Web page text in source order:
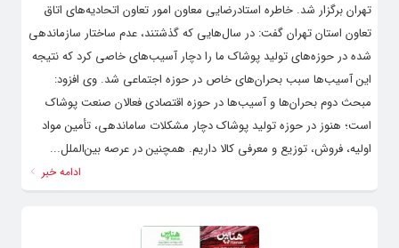
تهران برگزار شد. خاطره استادرضایی معاون امور تعاون اتحادیه‌های اتاق
تعاون استان تهران گفت: در سال‌هایی که گذشتند، عدم ساختار سازماندهی
شده در حوزه‌های تولید پوشاک ما را دچار آسیب‌های خاصی کرد که نتیجه
این آسیب‌ها سبب بحران‌های خاص در حوزه اجتماعی شد. وی افزود:
مبحث دوم بحران‌ها و آسیب‌ها در حوزه اقتصادی فعالان صنعت پوشاک
است؛ هنوز در حوزه تولید پوشاک دچار مشکلات ساماندهی، تأمین مواد
اولیه، فروش، توزیع و معرفی کالا داریم. همچنین در عرصه بین‌الملل...
ادامه خبر